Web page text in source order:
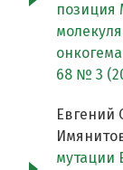
позиция
68 № 3
Евгений
мутации